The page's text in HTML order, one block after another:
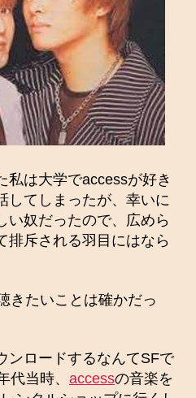
私は大学でaccessが好き
してしまったが、幸いに
い奴だったので、広めら
排斥される羽目にはなら
きたいことは確かだっ
ンロードするなんてSFで
代当時、 accessの音楽を